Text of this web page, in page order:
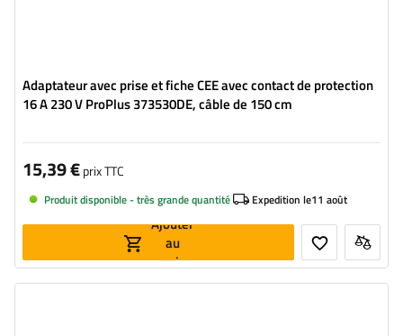
Adaptateur avec prise et fiche CEE avec contact de protection
16 A 230 V ProPlus 373530DE, câble de 150 cm
15,39 €prix TTC
Produit disponible - très grande quantité Expedition le11 août
Ajouter
au
panier